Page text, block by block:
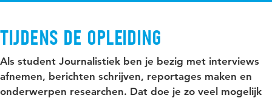
Tijdens de opleiding
Als student Journalistiek ben je bezig met interviews
afnemen, berichten schrijven, reportages maken en
onderwerpen researchen. Dat doe je zo veel mogelijk